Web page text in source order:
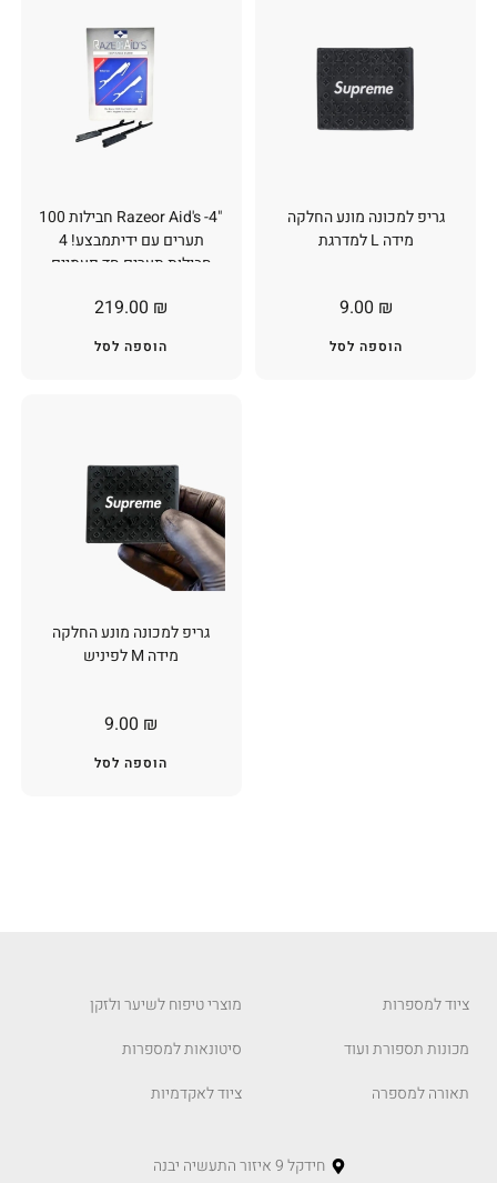
"Razeor Aid's -4 חבילות 100
תערים עם ידיתמבצע! 4
חבילות תערים חד פעמיים
219.00 ₪
הוספה לסל
גריפ למכונה מונע החלקה
מידה L למדרגת
9.00 ₪
הוספה לסל
גריפ למכונה מונע החלקה
מידה M לפיניש
9.00 ₪
הוספה לסל
ציוד למספרות
מכונות תספורת ועוד
תאורה למספרה
מוצרי טיפוח לשיער ולזקן
סיטונאות למספרות
ציוד לאקדמיות
חידקל 9 איזור התעשיה יבנה